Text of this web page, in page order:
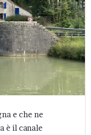
e che ne
è il canale